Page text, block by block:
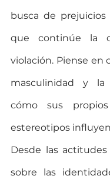
busca de
que continúe la
violación. Piense en
masculinidad y
cómo sus
estereotipos
Desde las
sobre las